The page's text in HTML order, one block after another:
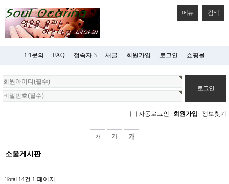
메뉴 검색
1:1문의 FAQ 접속자 3 새글 회원가입 로그인 쇼핑몰
회
원
로
자동로그인 회원가입 정보찾기
소울게시판
Total 14건 1 페이지